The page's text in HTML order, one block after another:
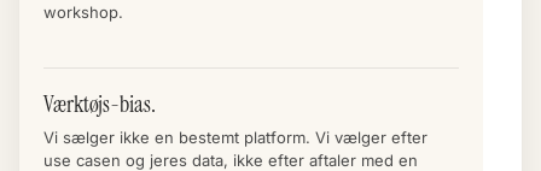
workshop.
Værktøjs-bias.
Vi sælger ikke en bestemt platform. Vi vælger efter
use casen og jeres data, ikke efter aftaler med en